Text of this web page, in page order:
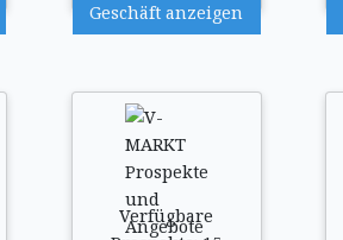
Geschäft anzeigen
Verfügbare